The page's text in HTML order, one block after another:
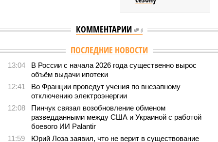
КОММЕНТАРИИ 0
Версия //Общество //
Земля уже не раз показывала человечеству свой
крутой нрав – когда покажет снова?
Земля уже не раз показывала человечеству свой крутой
нрав – когда покажет снова?
Последние времена